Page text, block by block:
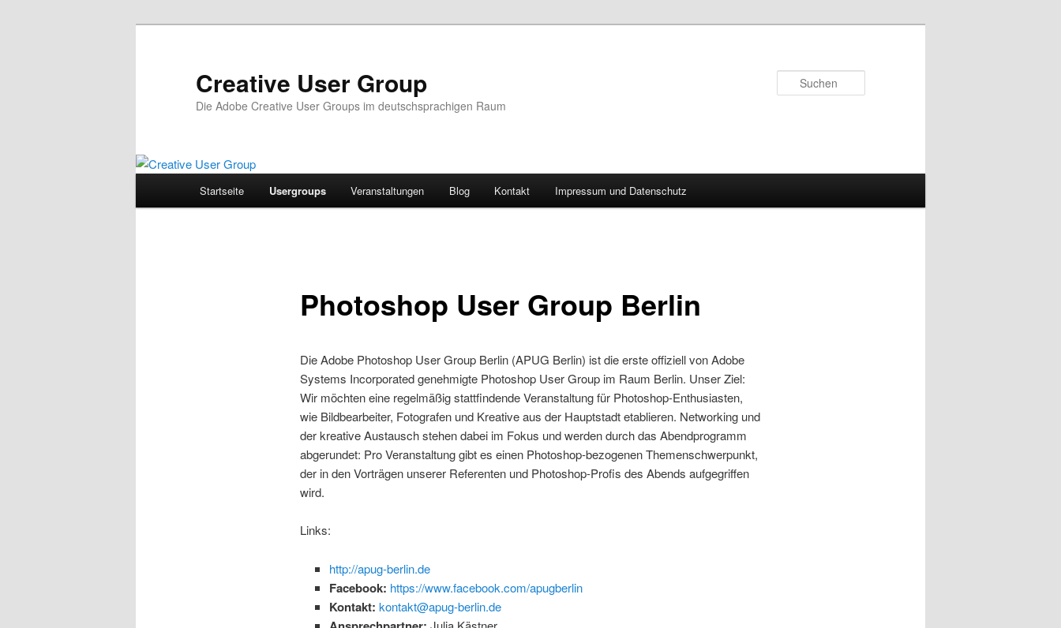
Creative User Group
Die Adobe Creative User Groups im deutschsprachigen Raum
Startseite Usergroups Veranstaltungen Blog Kontakt Impressum und Datenschutz
Photoshop User Group Berlin
Die Adobe Photoshop User Group Berlin (APUG Berlin) ist die erste offiziell von Adobe
Systems Incorporated genehmigte Photoshop User Group im Raum Berlin. Unser Ziel:
Wir möchten eine regelmäßig stattfindende Veranstaltung für Photoshop-Enthusiasten,
wie Bildbearbeiter, Fotografen und Kreative aus der Hauptstadt etablieren. Networking und
der kreative Austausch stehen dabei im Fokus und werden durch das Abendprogramm
abgerundet: Pro Veranstaltung gibt es einen Photoshop-bezogenen Themenschwerpunkt,
der in den Vorträgen unserer Referenten und Photoshop-Profis des Abends aufgegriffen
wird.
Links:
http://apug-berlin.de
Facebook: https://www.facebook.com/apugberlin
Kontakt: kontakt@apug-berlin.de